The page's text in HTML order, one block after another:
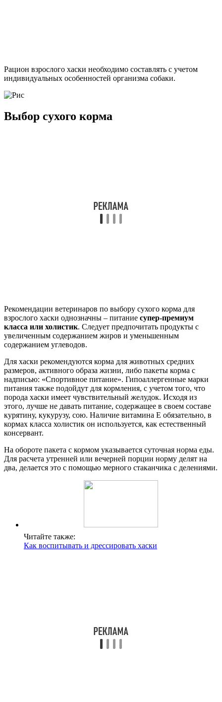
Рацион взрослого хаски необходимо составлять с учетом
индивидуальных особенностей организма собаки.
Выбор сухого корма
Рекомендации ветеринаров по выбору сухого корма для
взрослого хаски однозначны – питание супер-премиум
класса или холистик. Следует предпочитать продукты с
увеличенным содержанием жиров и уменьшенным
содержанием углеводов.
Для хаски рекомендуются корма для животных средних
размеров, активного образа жизни, либо пакеты корма с
надписью: «Спортивное питание». Гипоаллергенные марки
питания также подойдут для кормления, с учетом того, что
порода хаски имеет чувствительный желудок. Исходя из
этого, лучше не давать питание, содержащее в своем составе
курятину, кукурузу, сою. Наличие витамина Е обязательно, в
кормах класса холистик он используется, как естественный
консервант.
На обороте пакета с кормом указывается суточная норма еды.
Для расчета утренней или вечерней порции норму делят на
два, делается это с помощью мерного стаканчика с делениями.
Читайте также:
Как воспитывать и дрессировать хаски